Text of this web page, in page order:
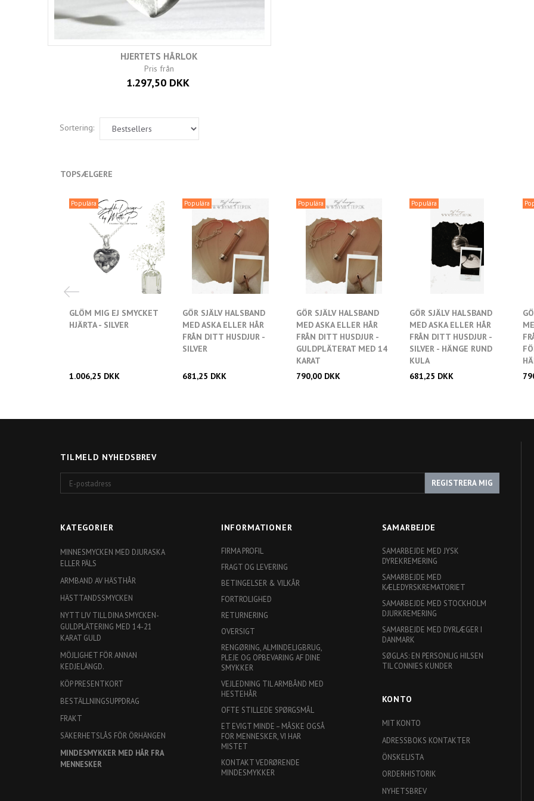
HJERTETS HÅRLOK
Pris från
1.297,50 DKK
Sortering:
TOPSÆLGERE
Populära
GLÖM MIG EJ SMYCKET
HJÄRTA - SILVER
1.006,25 DKK
Populära
GÖR SJÄLV HALSBAND
MED ASKA ELLER HÅR
FRÅN DITT HUSDJUR -
SILVER
681,25 DKK
Lägg till i önskelistan
Populära
GÖR SJÄLV HALSBAND
MED ASKA ELLER HÅR
FRÅN DITT HUSDJUR -
GULDPLÄTERAT MED 14
KARAT
790,00 DKK
Lägg till i önskelistan
Populära
GÖR SJÄLV HALSBAND
MED ASKA ELLER HÅR
FRÅN DITT HUSDJUR -
SILVER - HÄNGE RUND
KULA
681,25 DKK
TILMELD NYHEDSBREV
postadress
REGISTRERA MIG
KATEGORIER
MINNESMYCKEN MED DJURASKA
ELLER PÄLS
ARMBAND AV HÄSTHÅR
HÄSTTANDSSMYCKEN
NYTT LIV TILL DINA SMYCKEN-
GULDPLÄTERING MED 14-21
KARAT GULD
MÖJLIGHET FÖR ANNAN
KEDJELÄNGD.
KÖP PRESENTKORT
BESTÄLLNINGSUPPDRAG
FRAKT
SÄKERHETSLÅS FÖR ÖRHÄNGEN
MINDESMYKKER MED HÅR FRA
MENNESKER
INFORMATIONER
FIRMA PROFIL
FRAGT OG LEVERING
BETINGELSER & VILKÅR
FORTROLIGHED
RETURNERING
OVERSIGT
RENGØRING, ALMINDELIGBRUG,
PLEJE OG OPBEVARING AF DINE
SMYKKER
VEJLEDNING TIL ARMBÅND MED
HESTEHÅR
OFTE STILLEDE SPØRGSMÅL
ET EVIGT MINDE – MÅSKE OGSÅ
FOR MENNESKER, VI HAR
MISTET
KONTAKT VEDRØRENDE
MINDESMYKKER
SAMARBEJDE
SAMARBEJDE MED JYSK
DYREKREMERING
SAMARBEJDE MED
KÆLEDYRSKREMATORIET
SAMARBEJDE MED STOCKHOLM
DJURKREMERING
SAMARBEJDE MED DYRLÆGER I
DANMARK
SØGLAS: EN PERSONLIG HILSEN
TIL CONNIES KUNDER
KONTO
MIT KONTO
ADRESSBOKS KONTAKTER
ÖNSKELISTA
ORDERHISTORIK
NYHETSBREV